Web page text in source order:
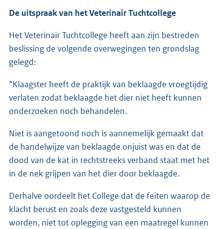
De uitspraak van het Veterinair Tuchtcollege
Het Veterinair Tuchtcollege heeft aan zijn bestreden
beslissing de volgende overwegingen ten grondslag
gelegd:
“Klaagster heeft de praktijk van beklaagde vroegtijdig
verlaten zodat beklaagde het dier niet heeft kunnen
onderzoeken noch behandelen.
Niet is aangetoond noch is aannemelijk gemaakt dat
de handelwijze van beklaagde onjuist was en dat de
dood van de kat in rechtstreeks verband staat met het
in de nek grijpen van het dier door beklaagde.
Derhalve oordeelt het College dat de feiten waarop de
klacht berust en zoals deze vastgesteld kunnen
worden, niet tot oplegging van een maatregel kunnen